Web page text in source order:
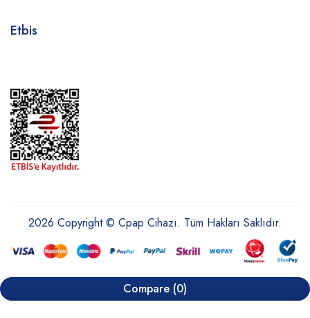
Etbis
2026 Copyright © Cpap Cihazı. Tüm Hakları Saklıdır.
Compare (0)